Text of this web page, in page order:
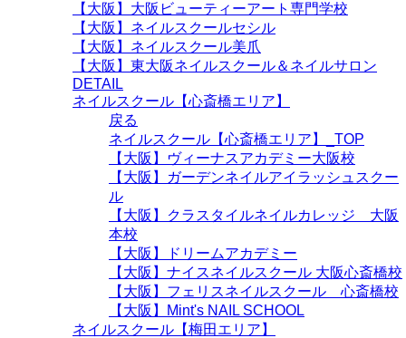
【大阪】大阪ビューティーアート専門学校
【大阪】ネイルスクールセシル
【大阪】ネイルスクール美爪
【大阪】東大阪ネイルスクール＆ネイルサロン
DETAIL
ネイルスクール【心斎橋エリア】
戻る
ネイルスクール【心斎橋エリア】_TOP
【大阪】ヴィーナスアカデミー大阪校
【大阪】ガーデンネイルアイラッシュスクー
ル
【大阪】クラスタイルネイルカレッジ 大阪
本校
【大阪】ドリームアカデミー
【大阪】ナイスネイルスクール 大阪心斎橋校
【大阪】フェリスネイルスクール 心斎橋校
【大阪】Mint's NAIL SCHOOL
ネイルスクール【梅田エリア】